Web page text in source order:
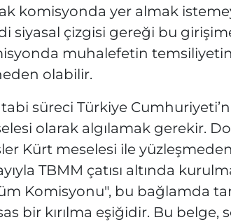
komisyonda yer almak
siyasal çizgisi gereği bu
muhalefetin
olabilir.
tabi süreci Türkiye
olarak algılamak gerekir.
Kürt meselesi ile
TBMM çatısı altında
Komisyonu", bu bağlamda
bir kırılma eşiğidir. Bu belge,